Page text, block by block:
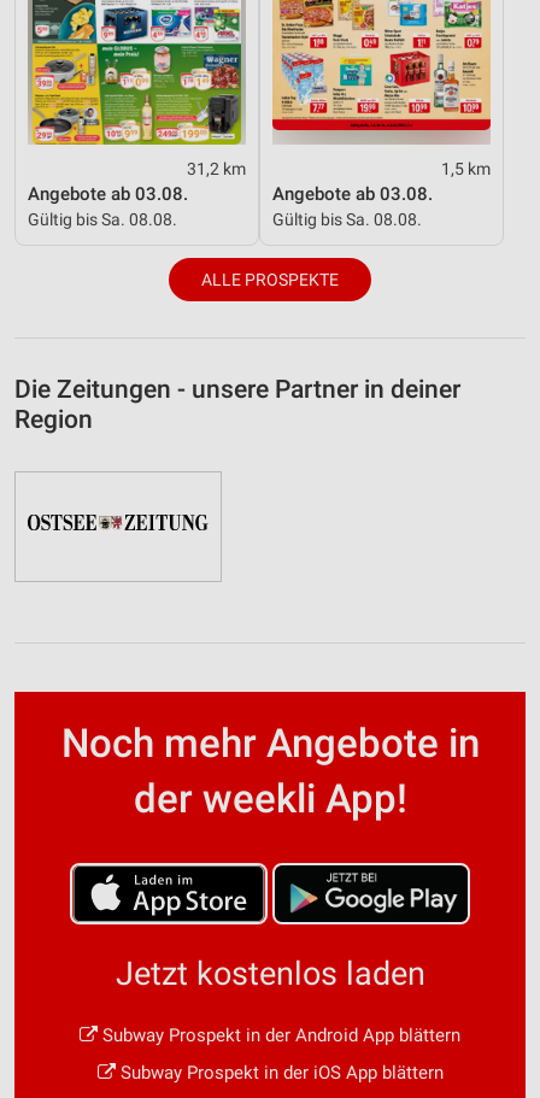
31,2 km
Angebote ab 03.08.
Gültig bis Sa. 08.08.
1,5 km
Angebote ab 03.08.
Gültig bis Sa. 08.08.
ALLE PROSPEKTE
Die Zeitungen - unsere Partner in deiner
Region
Noch mehr Angebote in
der weekli App!
Jetzt kostenlos laden
Subway Prospekt in der Android App blättern
Subway Prospekt in der iOS App blättern